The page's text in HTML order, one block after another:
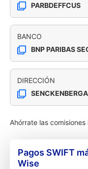
PARBDEFFCUS
BANCO
BNP PARIBAS
DIRECCIÓN
Ahórrate las
Pagos SWIFT
Wise